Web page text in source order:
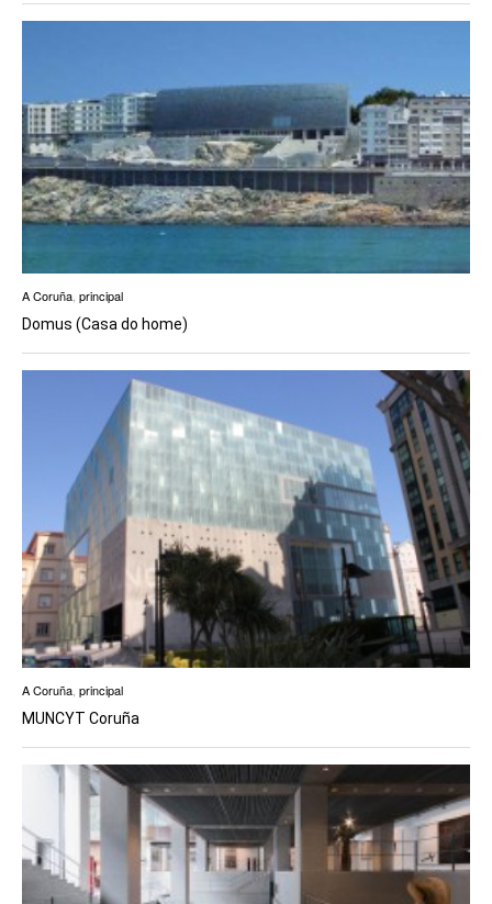
A Coruña principal
Domus (Casa do home)
A Coruña principal
MUNCYT Coruña